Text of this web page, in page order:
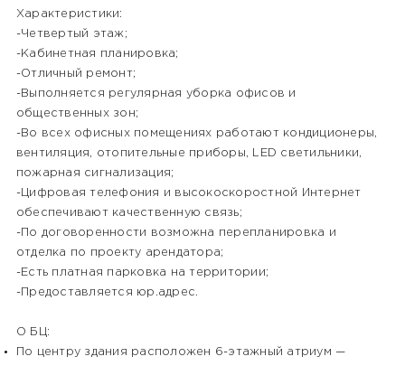
Характеристики:
-Четвертый этаж;
-Кабинетная планировка;
-Отличный ремонт;
-Выполняется регулярная уборка офисов и
общественных зон;
-Во всех офисных помещениях работают кондиционеры,
вентиляция, отопительные приборы, LED светильники,
пожарная сигнализация;
-Цифровая телефония и высокоскоростной Интернет
обеспечивают качественную cвязь;
-По договоренности возможна перепланировка и
отделка по проекту арендатора;
-Есть платная парковка на территории;
-Предоставляется юр.адрес.
О БЦ:
По центру здания расположен 6-этажный атриум —